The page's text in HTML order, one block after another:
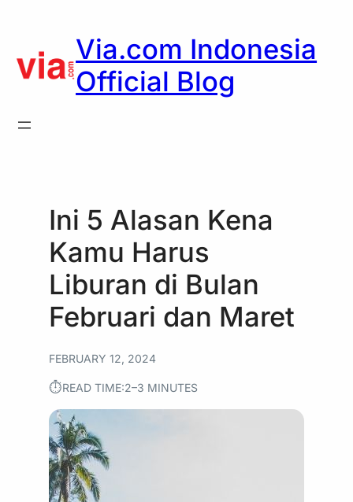
content
Via.com Indonesia
Official Blog
Ini 5 Alasan Kena
Kamu Harus
Liburan di Bulan
Februari dan Maret
FEBRUARY 12, 2024
⏱︎READ TIME:2–3 MINUTES